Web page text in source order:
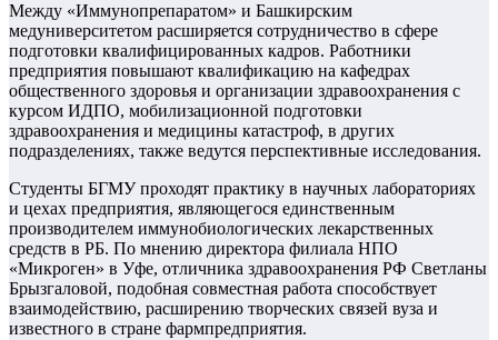
Между «Иммунопрепаратом» и Башкирским
медуниверситетом расширяется сотрудничество в сфере
подготовки квалифицированных кадров. Работники
предприятия повышают квалификацию на кафедрах
общественного здоровья и организации здравоохранения с
курсом ИДПО, мобилизационной подготовки
здравоохранения и медицины катастроф, в других
подразделениях, также ведутся перспективные исследования.
Студенты БГМУ проходят практику в научных лабораториях
и цехах предприятия, являющегося единственным
производителем иммунобиологических лекарственных
средств в РБ. По мнению директора филиала НПО
«Микроген» в Уфе, отличника здравоохранения РФ Светланы
Брызгаловой, подобная совместная работа способствует
взаимодействию, расширению творческих связей вуза и
известного в стране фармпредприятия.